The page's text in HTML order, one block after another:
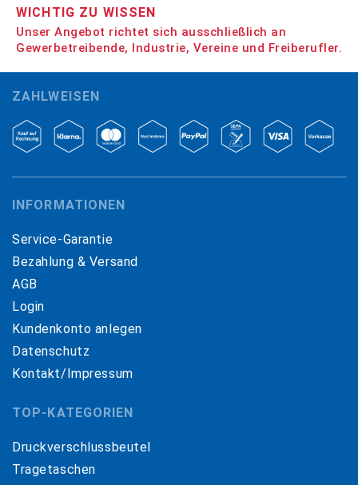
WICHTIG ZU WISSEN
Unser Angebot richtet sich ausschließlich an
Gewerbetreibende, Industrie, Vereine und Freiberufler.
ZAHLWEISEN
INFORMATIONEN
Service-Garantie
Bezahlung & Versand
AGB
Login
Kundenkonto anlegen
Datenschutz
Kontakt/Impressum
TOP-KATEGORIEN
Druckverschlussbeutel
Tragetaschen